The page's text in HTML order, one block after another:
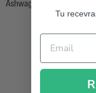
allié polyvalent du
ligne avec livraison
Ashwagandha - 60
BiotechUSA
13,64 €
Tu